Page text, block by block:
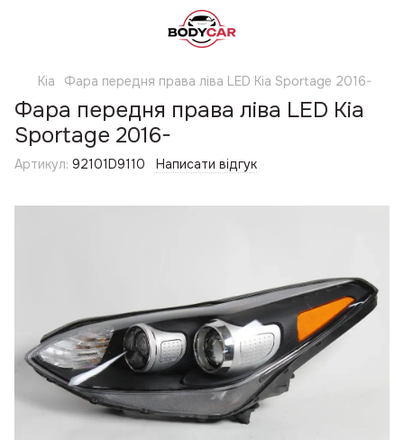
Kia Фара передня права ліва LED Kia Sportage 2016-
Фара передня права ліва LED Kia
Sportage 2016-
Артикул: 92101D9110 Написати відгук